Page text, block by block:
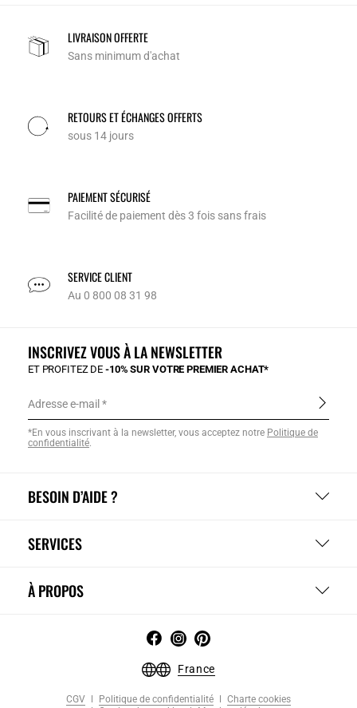
LIVRAISON OFFERTE
Sans minimum d'achat
RETOURS ET ÉCHANGES OFFERTS
sous 14 jours
PAIEMENT SÉCURISÉ
Facilité de paiement dès 3 fois sans frais
SERVICE CLIENT
Au 0 800 08 31 98
BESOIN D’AIDE ?
SERVICES
À PROPOS
INSCRIVEZ VOUS À LA NEWSLETTER
ET PROFITEZ DE-10% SUR VOTRE PREMIER ACHAT*
Adresse e-mail
*En vous inscrivant à la newsletter, vous acceptez notre Politique de
confidentialité.
France
CGV Politique de confidentialité
Charte cookies